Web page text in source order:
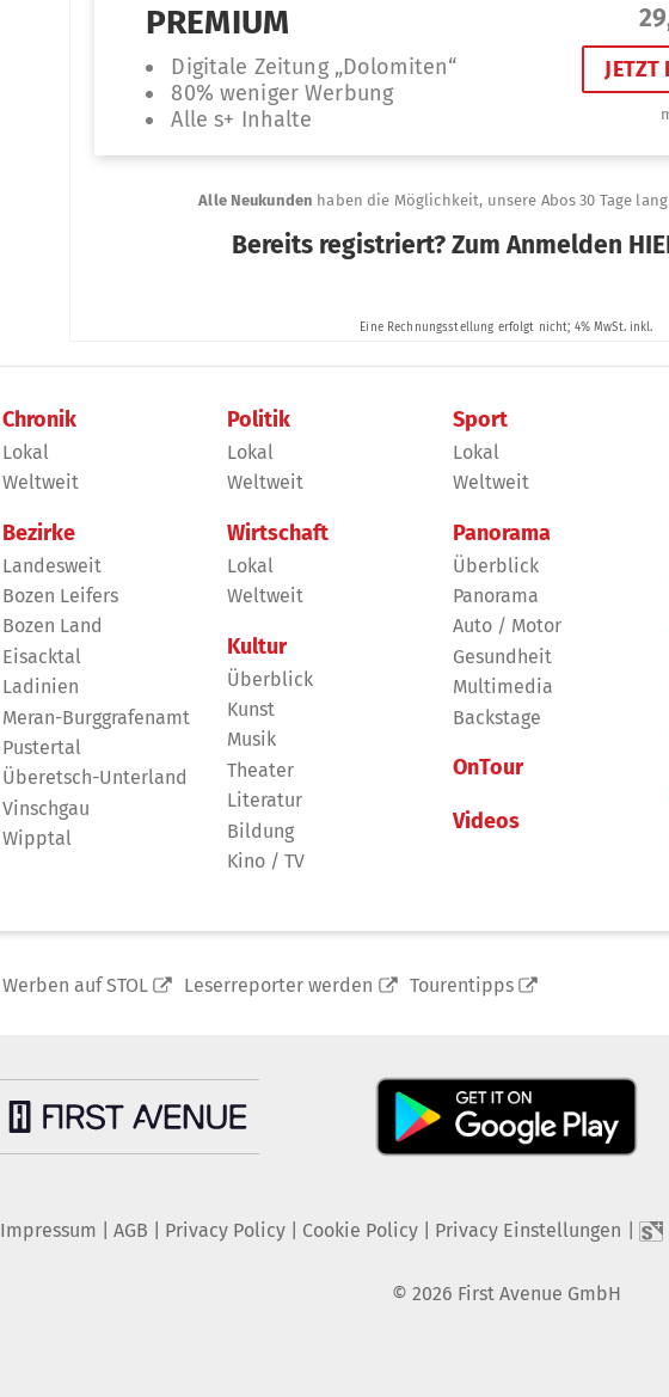
Chronik
Lokal
Weltweit
Bezirke
Landesweit
Bozen Leifers
Bozen Land
Eisacktal
Ladinien
Meran-Burggrafenamt
Pustertal
Überetsch-Unterland
Vinschgau
Wipptal
Politik
Lokal
Weltweit
Wirtschaft
Lokal
Weltweit
Kultur
Überblick
Kunst
Musik
Theater
Literatur
Bildung
Kino / TV
Sport
Lokal
Weltweit
Panorama
Überblick
Panorama
Auto / Motor
Gesundheit
Multimedia
Backstage
OnTour
Videos
Werben auf STOL Leserreporter werden Tourentipps
Impressum AGB Privacy Policy| Cookie Policy| Privacy Einstellungen
© 2026 First Avenue GmbH